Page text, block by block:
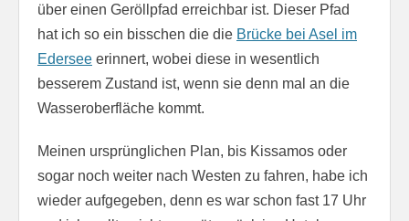
über einen Geröllpfad erreichbar ist. Dieser Pfad
hat ich so ein bisschen die die Brücke bei Asel im
Edersee erinnert, wobei diese in wesentlich
besserem Zustand ist, wenn sie denn mal an die
Wasseroberfläche kommt.
Meinen ursprünglichen Plan, bis Kissamos oder
sogar noch weiter nach Westen zu fahren, habe ich
wieder aufgegeben, denn es war schon fast 17 Uhr